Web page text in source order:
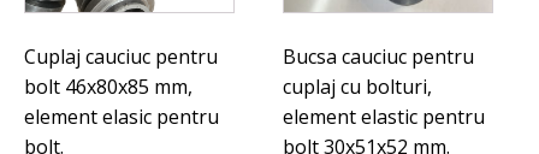
blocat
Cuplaj cauciuc pentru
bolt 46x80x85 mm,
element elasic pentru
bolt.
Bucsa cauciuc pentru
cuplaj cu bolturi,
element elastic pentru
bolt 30x51x52 mm.